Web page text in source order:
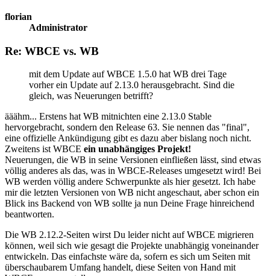
florian
Administrator
Re: WBCE vs. WB
mit dem Update auf WBCE 1.5.0 hat WB drei Tage
vorher ein Update auf 2.13.0 herausgebracht. Sind die
gleich, was Neuerungen betrifft?
ääähm... Erstens hat WB mitnichten eine 2.13.0 Stable
hervorgebracht, sondern den Release 63. Sie nennen das "final",
eine offizielle Ankündigung gibt es dazu aber bislang noch nicht.
Zweitens ist WBCE ein unabhängiges Projekt!
Neuerungen, die WB in seine Versionen einfließen lässt, sind etwas
völlig anderes als das, was in WBCE-Releases umgesetzt wird! Bei
WB werden völlig andere Schwerpunkte als hier gesetzt. Ich habe
mir die letzten Versionen von WB nicht angeschaut, aber schon ein
Blick ins Backend von WB sollte ja nun Deine Frage hinreichend
beantworten.
Die WB 2.12.2-Seiten wirst Du leider nicht auf WBCE migrieren
können, weil sich wie gesagt die Projekte unabhängig voneinander
entwickeln. Das einfachste wäre da, sofern es sich um Seiten mit
überschaubarem Umfang handelt, diese Seiten von Hand mit